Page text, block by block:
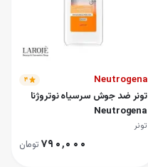
Neutrogena ۴
تونر ضد جوش سرسیاه نوتروژنا
Neutrogena
تونر
۷۹۰٬۰۰۰ تومان